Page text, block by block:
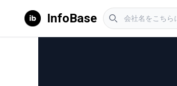
InfoBase